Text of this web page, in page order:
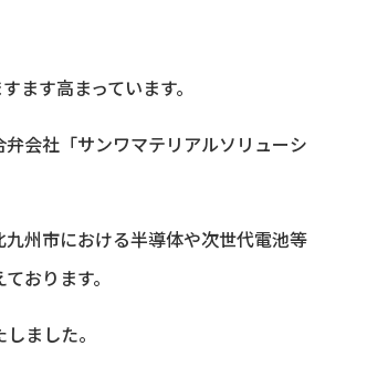
す高まっています。
会社「サンワマテリアルソリューシ
州市における半導体や次世代電池等
おります。
ました。